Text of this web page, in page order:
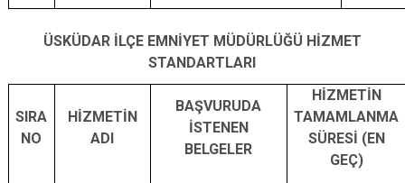
ÜSKÜDAR İLÇE EMNİYET MÜDÜRLÜĞÜ HİZMET
STANDARTLARI
SIRA
NO
HİZMETİN
ADI
BAŞVURUDA
İSTENEN
BELGELER
HİZMETİN
TAMAMLANMA
SÜRESİ (EN
GEÇ)